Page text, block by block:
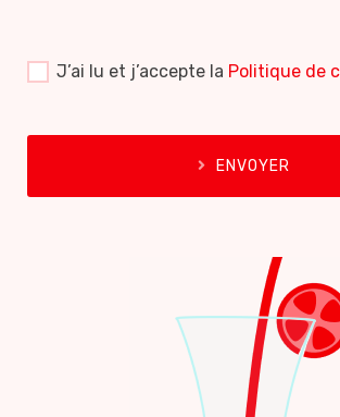
J’ai lu et j’accepte la Politique de
ENVOYER